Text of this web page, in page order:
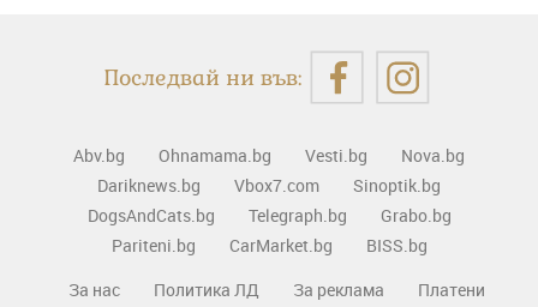
Последвай ни във:
Abv.bg Ohnamama.bg Vesti.bg
Nova.bg
Dariknews.bg
Vbox7.com
Sinoptik.bg
DogsAndCats.bg
Telegraph.bg
Grabo.bg
Pariteni.bg
CarMarket.bg
BISS.bg
За нас
Политика ЛД За реклама Платени